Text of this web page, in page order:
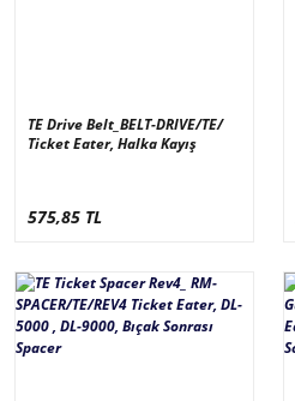
TE Drive Belt_BELT-DRIVE/TE/
Ticket Eater, Halka Kayış
575,85 TL